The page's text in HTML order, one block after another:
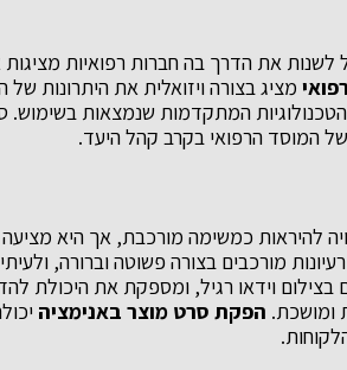
לשנות את הדרך בה חברות רפואיות
מציג בצורה ויזואלית את היתרונות של
המתקדמות שנמצאות בשימוש.
המוסד הרפואי בקרב קהל היעד.
להיראות כמשימה מורכבת, אך היא מציעה
מורכבים בצורה פשוטה וברורה,
וידאו רגיל, ומספקת את היכולת
ומושכת. הפקת סרט מוצר באנימציה